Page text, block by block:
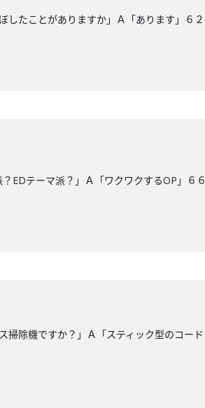
したことがありますか」Ａ「あります」６
EDテーマ派？」Ａ「ワクワクするOP」
掃除機ですか？」Ａ「スティック型のコ